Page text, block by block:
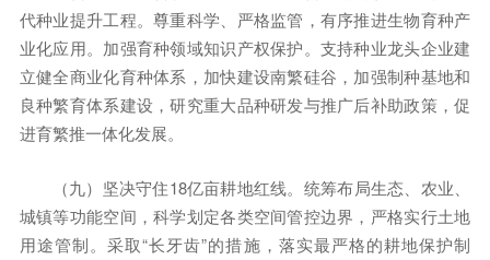
代种业提升工程。尊重科学、严格监管，有序推进生物育种产
业化应用。加强育种领域知识产权保护。支持种业龙头企业建
立健全商业化育种体系，加快建设南繁硅谷，加强制种基地和
良种繁育体系建设，研究重大品种研发与推广后补助政策，促
进育繁推一体化发展。
（九）坚决守住18亿亩耕地红线。统筹布局生态、农业、
城镇等功能空间，科学划定各类空间管控边界，严格实行土地
用途管制。采取“长牙齿”的措施，落实最严格的耕地保护制